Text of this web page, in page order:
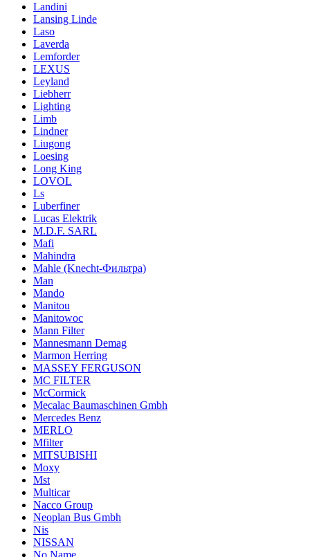
Landini
Lansing Linde
Laso
Laverda
Lemforder
LEXUS
Leyland
Liebherr
Lighting
Limb
Lindner
Liugong
Loesing
Long King
LOVOL
Ls
Luberfiner
Lucas Elektrik
M.D.F. SARL
Mafi
Mahindra
Mahle (Knecht-Фильтра)
Man
Mando
Manitou
Manitowoc
Mann Filter
Mannesmann Demag
Marmon Herring
MASSEY FERGUSON
MC FILTER
McCormick
Mecalac Baumaschinen Gmbh
Mercedes Benz
MERLO
Mfilter
MITSUBISHI
Moxy
Mst
Multicar
Nacco Group
Neoplan Bus Gmbh
Nis
NISSAN
No Name